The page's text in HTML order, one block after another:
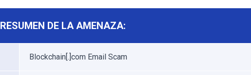
RESUMEN DE LA AMENAZA:
Blockchain[.]com Email Scam